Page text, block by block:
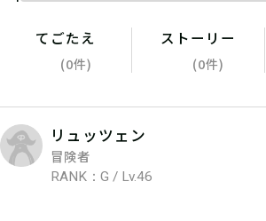
052.キットを購入する
てごたえ
(0件)
ストーリー
(0件)
リュッツェン
冒険者
RANK：G / Lv.46